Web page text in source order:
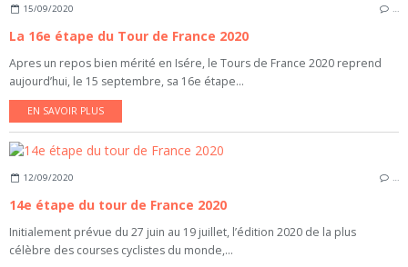
15/09/2020 …
La 16e étape du Tour de France 2020
Apres un repos bien mérité en Isére, le Tours de France 2020 reprend
aujourd’hui, le 15 septembre, sa 16e étape...
EN SAVOIR PLUS
12/09/2020 …
14e étape du tour de France 2020
Initialement prévue du 27 juin au 19 juillet, l’édition 2020 de la plus
célèbre des courses cyclistes du monde,...